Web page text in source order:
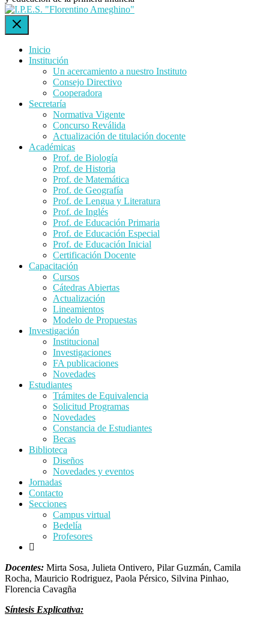
Inicio
Institución
Un acercamiento a nuestro Instituto
Consejo Directivo
Cooperadora
Secretaría
Normativa Vigente
Concurso Reválida
Actualización de titulación docente
Académicas
Prof. de Biología
Prof. de Historia
Prof. de Matemática
Prof. de Geografía
Prof. de Lengua y Literatura
Prof. de Inglés
Prof. de Educación Primaria
Prof. de Educación Especial
Prof. de Educación Inicial
Certificación Docente
Capacitación
Cursos
Cátedras Abiertas
Actualización
Lineamientos
Modelo de Propuestas
Investigación
Institucional
Investigaciones
FA publicaciones
Novedades
Estudiantes
Trámites de Equivalencia
Solicitud Programas
Novedades
Constancia de Estudiantes
Becas
Biblioteca
Diseños
Novedades y eventos
Jornadas
Contacto
Secciones
Campus virtual
Bedelía
Profesores
Docentes: Mirta Sosa, Julieta Ontivero, Pilar Guzmán, Camila
Rocha, Mauricio Rodriguez, Paola Pérsico, Silvina Pinhao,
Florencia Cavagña
Síntesis Explicativa: